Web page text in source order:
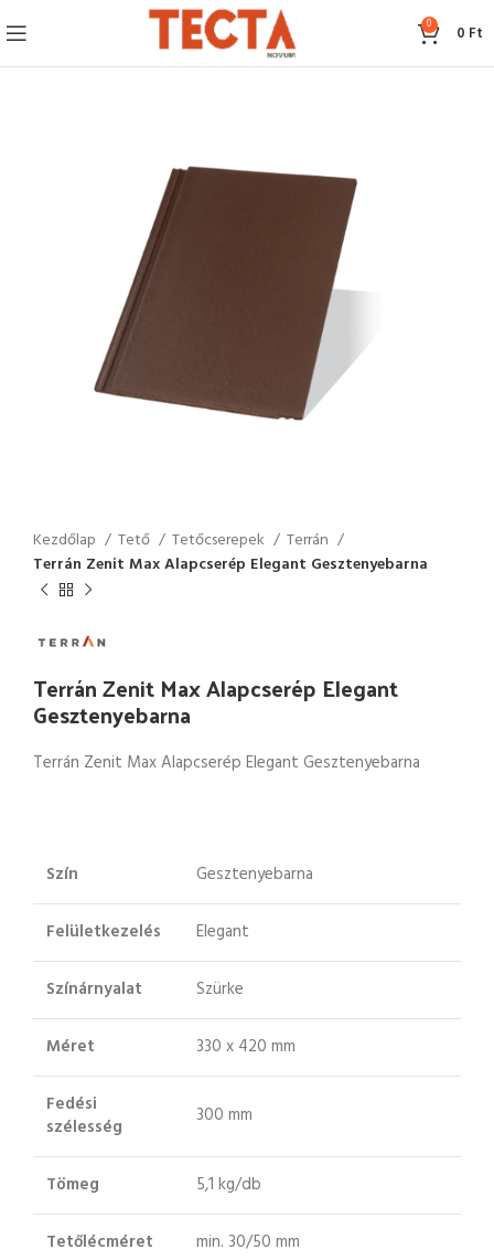
0 0 Ft
Kezdőlap Tető Tetőcserepek
Terrán
Terrán Zenit Max Alapcserép Elegant Gesztenyebarna
Terrán Zenit Max Alapcserép Elegant
Gesztenyebarna
Terrán Zenit Max Alapcserép Elegant Gesztenyebarna
Szín Gesztenyebarna
Felületkezelés Elegant
Színárnyalat Szürke
Méret 330 x 420 mm
Fedési
szélesség
300 mm
Tömeg 5,1 kg/db
Tetőlécméret min. 30/50 mm